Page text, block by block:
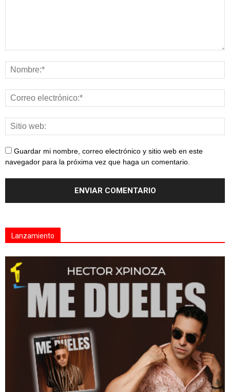
Guardar mi nombre, correo electrónico y sitio web en este
navegador para la próxima vez que haga un comentario.
Lanzamiento